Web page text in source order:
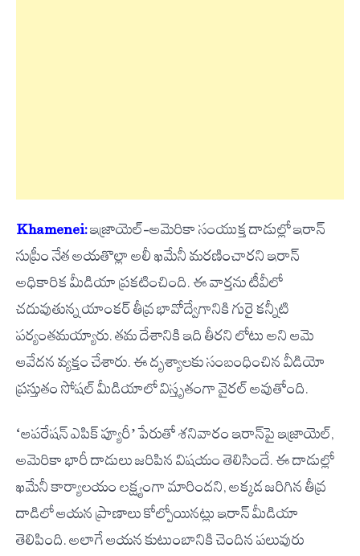
Khamenei:ఇజ్రాయెల్–అమెరికా సంయుక్త దాడుల్లో ఇరాన్
సుప్రీం నేత అయతొల్లా అలీ ఖమేనీ మరణించారని ఇరాన్
అధికారిక మీడియా ప్రకటించింది. ఈ వార్తను టీవీలో
చదువుతున్న యాంకర్ తీవ్ర భావోద్వేగానికి గురై కన్నీటి
పర్యంతమయ్యారు. తమ దేశానికి ఇది తీరని లోటు అని ఆమె
ఆవేదన వ్యక్తం చేశారు. ఈ దృశ్యాలకు సంబంధించిన వీడియో
ప్రస్తుతం సోషల్ మీడియాలో విస్తృతంగా వైరల్ అవుతోంది.
‘ఆపరేషన్ ఎపిక్ ప్యూరీ’ పేరుతో శనివారం ఇరాన్‌పై ఇజ్రాయెల్,
అమెరికా భారీ దాడులు జరిపిన విషయం తెలిసిందే. ఈ దాడుల్లో
ఖమేనీ కార్యాలయం లక్ష్యంగా మారిందని, అక్కడ జరిగిన తీవ్ర
దాడిలో ఆయన ప్రాణాలు కోల్పోయినట్లు ఇరాన్ మీడియా
తెలిపింది. అలాగే ఆయన కుటుంబానికి చెందిన పలువురు